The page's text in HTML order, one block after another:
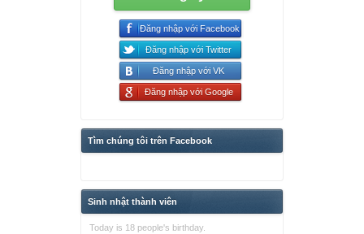
Đăng nhập với Facebook
Đăng nhập với Twitter
Đăng nhập với VK
Đăng nhập với Google
Tìm chúng tôi trên Facebook
Sinh nhật thành viên
Today is 18 people's birthday.